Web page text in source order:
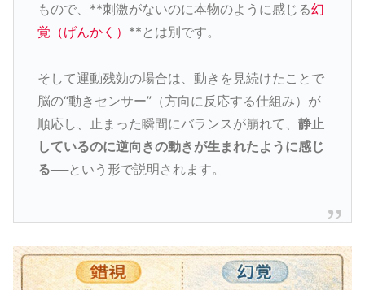
もので、**刺激がないのに本物のように感じる幻
覚（げんかく） **とは別です。
そして運動残効の場合は、動きを見続けたことで
脳の“動きセンサー”（方向に反応する仕組み）が
順応し、止まった瞬間にバランスが崩れて、 静止
しているのに逆向きの動きが生まれたように感じ
る──という形で説明されます。